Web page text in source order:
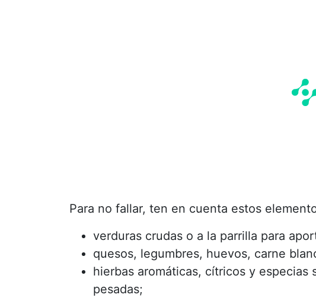
Para no fallar, ten en cuenta estos
verduras crudas o a la parrilla para
quesos, legumbres, huevos, carne
hierbas aromáticas, cítricos y especias
pesadas;